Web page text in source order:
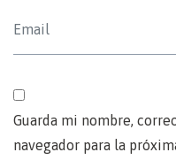
Guarda mi nombre,
navegador para la